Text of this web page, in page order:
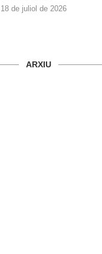
18 de juliol de 2026
ARXIU